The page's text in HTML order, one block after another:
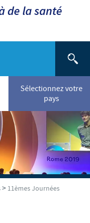
de la santé
Sélectionnez votre
pays
> 11èmes Journées